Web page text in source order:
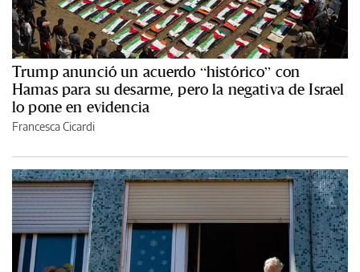
Trump anunció un acuerdo “histórico” con
Hamas para su desarme, pero la negativa de Israel
lo pone en evidencia
Francesca Cicardi